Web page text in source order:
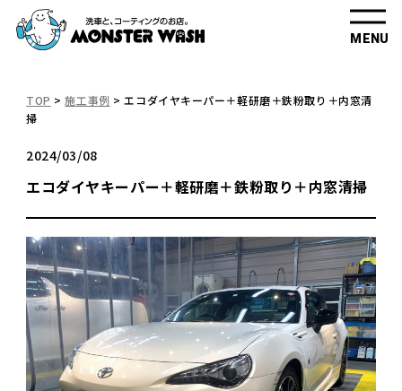
MENU
TOP >施工事例 >エコダイヤキーパー＋軽研磨＋鉄粉取り＋内窓清
掃
2024/03/08
エコダイヤキーパー＋軽研磨＋鉄粉取り＋内窓清掃